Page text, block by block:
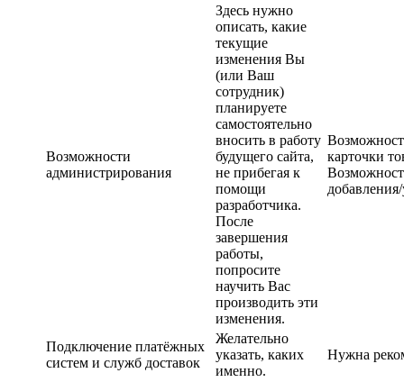
Возможности
администрирования
Здесь нужно
описать, какие
текущие
изменения Вы
(или Ваш
сотрудник)
планируете
самостоятельно
вносить в работу
будущего сайта,
не прибегая к
помощи
разработчика.
После
завершения
работы,
попросите
научить Вас
производить эти
изменения.
карточки
Подключение платёжных
систем и служб доставок
Желательно
указать, каких
именно.
Нужна